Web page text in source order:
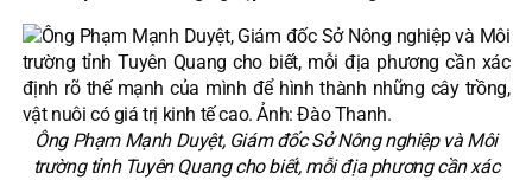
Ông Phạm Mạnh Duyệt, Giám đốc Sở Nông nghiệp và Môi
trường tỉnh Tuyên Quang cho biết, mỗi địa phương cần xác